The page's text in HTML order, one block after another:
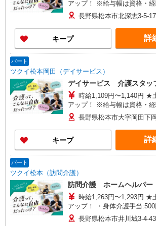
アップ！ ※給与幅は資格・
長野県松本市北深志3-5-17
キープ 詳
パート
ツクイ松本岡田（デイサービス）
デイサービス 介護スタッ
時給1,109円〜1,140円 ★土・祝日は時給100円
アップ！ ※給与幅は資格・
長野県松本市大字岡田下
キープ 詳
パート
ツクイ松本（訪問介護）
訪問介護 ホームヘルパー
時給1,263円〜1,293円 ★土日祝日は時給100円
アップ！ ・身体介護手当
深夜手当:300円/時間 （
帯） ・ICT手当:2,000円/月 ・
長野県松本市井川城3-4-43